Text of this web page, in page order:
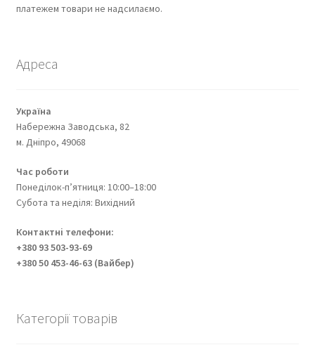
платежем товари не надсилаємо.
Адреса
Україна
Набережна Заводська, 82
м. Дніпро, 49068
Час роботи
Понеділок-п’ятниця: 10:00–18:00
Субота та неділя: Вихідний
Контактні телефони:
+380 93 503-93-69
+380 50 453-46-63 (Вайбер)
Категорії товарів